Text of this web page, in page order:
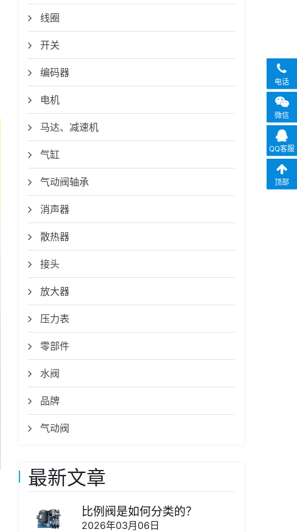
线圈
开关
编码器
电机
马达、减速机
气缸
气动阀轴承
消声器
散热器
接头
放大器
压力表
零部件
水阀
品牌
气动阀
最新文章
比例阀是如何分类的？
2026年03月06日
电话
微信
QQ客服
顶部